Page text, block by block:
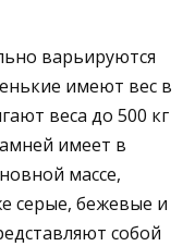
варьируются
имеют вес в
веса до 500 кг
имеет в
массе,
серые, бежевые и
собой